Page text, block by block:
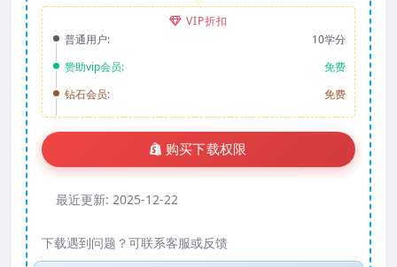
VIP折扣
普通用户:
10学分
赞助vip会员:
免费
钻石会员:
免费
购买下载权限
最近更新: 2025-12-22
下载遇到问题？可联系客服或反馈